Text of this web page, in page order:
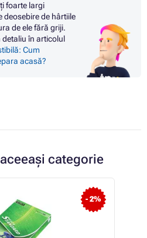
foarte largi
deosebire de hârtiile
de ele fără griji.
detaliu în articolul
Cum
acasă?
categorie
- 25%